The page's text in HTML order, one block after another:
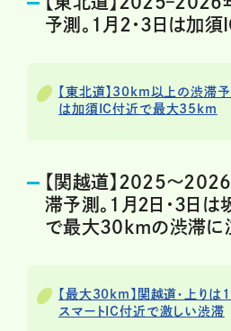
予測。1月2・3日は加
【東北道】30km以上の渋滞
は加須IC付近で最大35km
【関越道】2025～
滞予測。1月2日・3日は
で最大30kmの渋滞に
【最大30km】関越道・上りは
スマートIC付近で激しい渋滞